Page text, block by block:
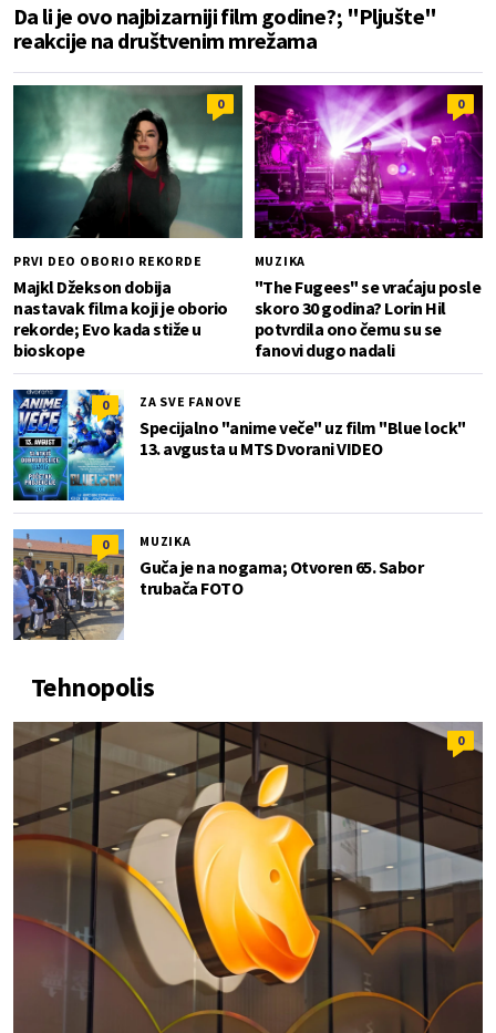
Da li je ovo najbizarniji film godine?; "Pljušte"
reakcije na društvenim mrežama
0
PRVI DEO OBORIO REKORDE
Majkl Džekson dobija
nastavak filma koji je oborio
rekorde; Evo kada stiže u
bioskope
0
MUZIKA
"The Fugees" se vraćaju posle
skoro 30 godina? Lorin Hil
potvrdila ono čemu su se
fanovi dugo nadali
0 ZA SVE FANOVE
Specijalno "anime veče" uz film "Blue lock"
13. avgusta u MTS Dvorani VIDEO
0 MUZIKA
Guča je na nogama; Otvoren 65. Sabor
trubača FOTO
Tehnopolis
0